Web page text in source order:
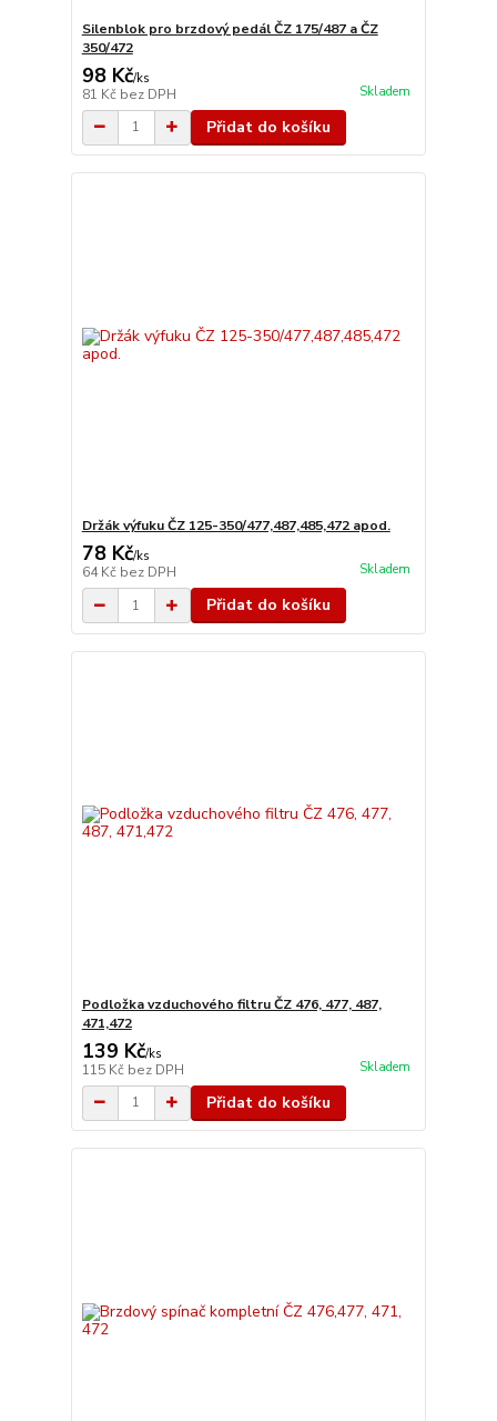
Silenblok pro brzdový pedál ČZ 175/487 a ČZ
350/472
98 Kč/ks
81 Kč bez DPH Skladem
Přidat do košíku
Držák výfuku ČZ 125-350/477,487,485,472 apod.
78 Kč/ks
64 Kč bez DPH Skladem
Přidat do košíku
Podložka vzduchového filtru ČZ 476, 477, 487,
471,472
139 Kč/ks
115 Kč bez DPH Skladem
Přidat do košíku